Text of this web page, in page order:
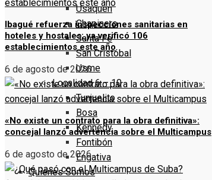
Usaquen
Chapinero
Santa Fe
San Cristóbal
Usme
Localidad 6 – 10
Tunjuelito
Bosa
Kennedy
Fontibón
Engativa
Quienes Somos
Ibagué refuerza inspecciones sanitarias en
hoteles y hostales; ya verificó 106
establecimientos este año
6 de agosto de 2026
«No existe un contrato para la obra definitiva»:
concejal lanzó advertencia sobre el Multicampus
6 de agosto de 2026